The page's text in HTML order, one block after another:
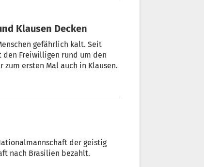
Klausen Decken
gefährlich kalt. Seit
Freiwilligen rund um den
ersten Mal auch in Klausen.
der geistig
nach Brasilien bezahlt.